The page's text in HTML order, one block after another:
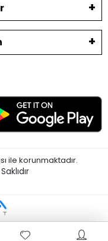
ile korunmaktadır.